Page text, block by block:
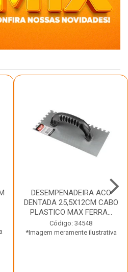
DESEMPENADEIRA ACO
DENTADA 25,5X12CM CABO
PLASTICO MAX FERRA...
Código: 34548
*Imagem meramente ilustrativa